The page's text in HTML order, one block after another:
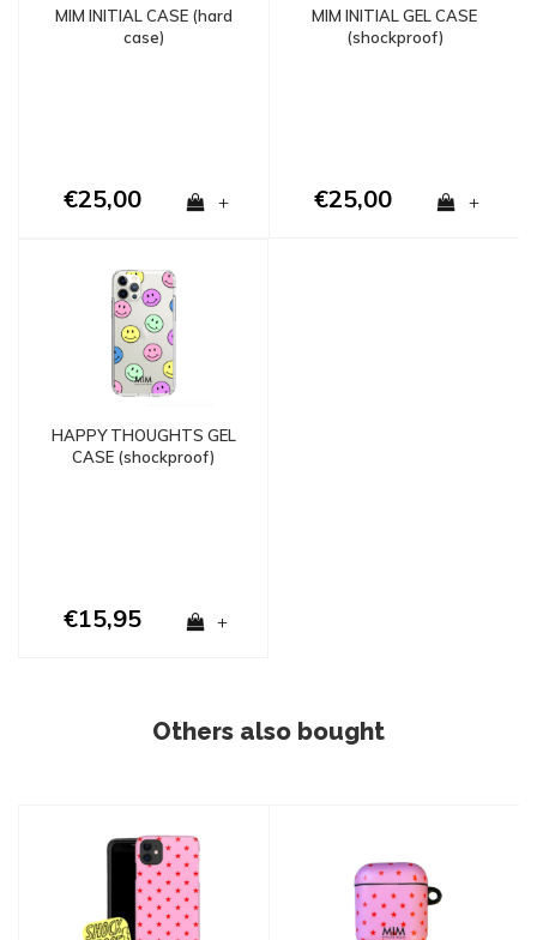
MIM INITIAL CASE (hard
case)
€25,00 +
MIM INITIAL GEL CASE
(shockproof)
€25,00 +
HAPPY THOUGHTS GEL
CASE (shockproof)
€15,95 +
Others also bought